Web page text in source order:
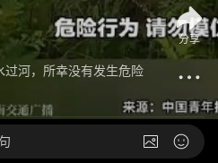
河，所幸没有发生危险
分享